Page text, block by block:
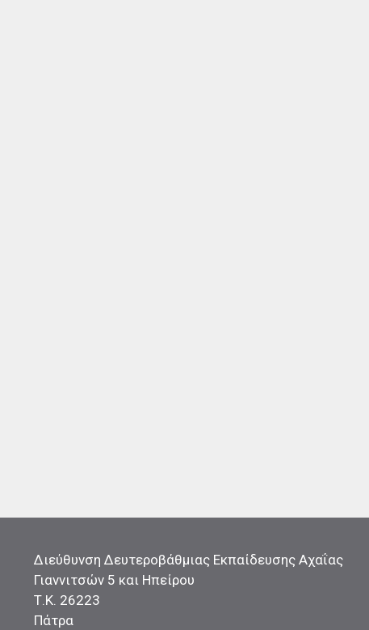
Διεύθυνση Δευτεροβάθμιας Εκπαίδευσης Αχαΐας
Γιαννιτσών 5 και Ηπείρου
Τ.Κ. 26223
Πάτρα